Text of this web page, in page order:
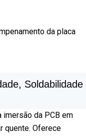
da placa
Soldabilidade
imersão da PCB em
quente. Oferece